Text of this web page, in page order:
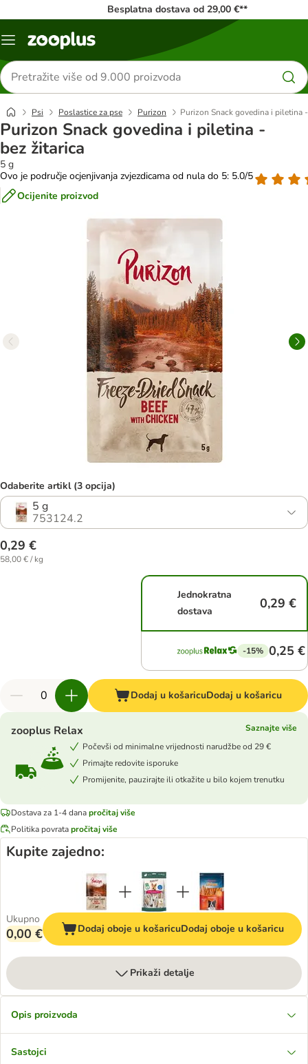
Besplatna dostava od 29,00 €**
Izbornik
Traži
proizvode
Psi Poslastice za pse Purizon Purizon Snack govedina i piletina
Purizon Snack govedina i piletina -
bez žitarica
5 g
Ovo je područje ocjenjivanja zvjezdicama od nula do 5: 5.0/5
Ocijenite proizvod
Odaberite artikl (3 opcija)
5 g
753124.2
0,29 €
58,00 € / kg
Jednokratna
dostava
0,29 €
-15% 0,25 €
Dodaj u košaricuDodaj u košaricu
zooplus Relax
Saznajte više
Počevši od minimalne vrijednosti narudžbe od 29 €
Primajte redovite isporuke
Promijenite, pauzirajte ili otkažite u bilo kojem trenutku
Dostava za 1-4 danapročitaj više
Politika povratapročitaj više
Kupite zajedno:
Ukupno
0,00 € Dodaj oboje u košaricuDodaj oboje u košaricu
Prikaži detalje
Opis proizvoda
Sastojci